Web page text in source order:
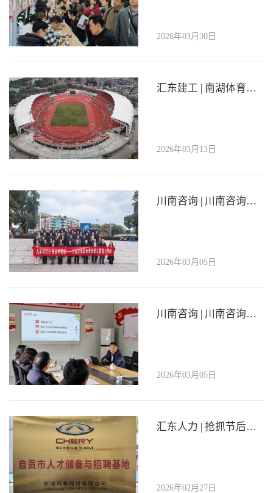
2026年03月30日
汇东建工 | 南湖体育中心隐患整治圆满收官 强力保障川超赛事总决赛顺利举行
2026年03月13日
川南咨询 | 川南咨询联合党支部开展“光影映初心·使命护国安”主题党日活动
2026年03月05日
川南咨询 | 川南咨询联合党支部开展“家风润初心·清风伴征程”党课学习
2026年03月05日
汇东人力 | 抢抓节后用工热潮 精准助力公共就业
2026年02月27日